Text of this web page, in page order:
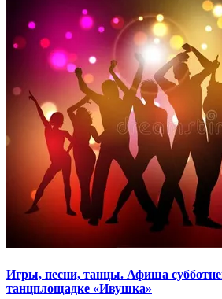
Игры, песни, танцы. Афиша
танцплощадке «Ивушка»